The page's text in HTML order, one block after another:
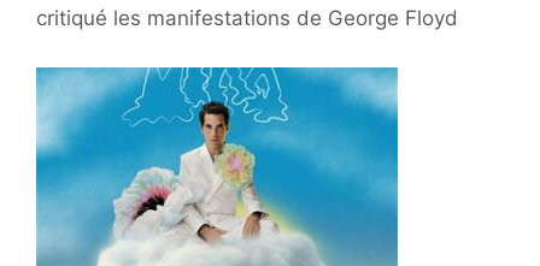
critiqué les manifestations de George Floyd